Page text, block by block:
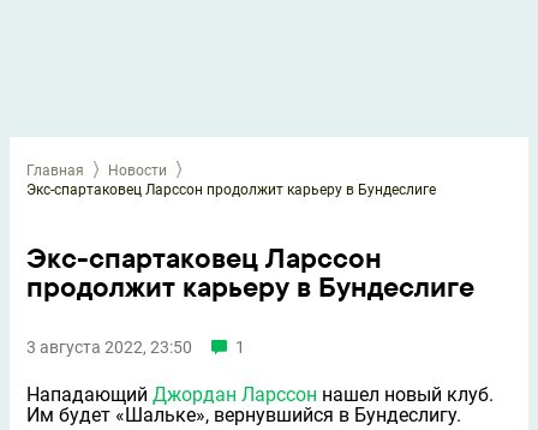
Главная
Новости
Экс-спартаковец Ларссон продолжит карьеру в Бундеслиге
Экс-спартаковец Ларссон
продолжит карьеру в Бундеслиге
3 августа 2022, 23:50 1
Нападающий Джордан Ларссон нашел новый клуб.
Им будет «Шальке», вернувшийся в Бундеслигу.